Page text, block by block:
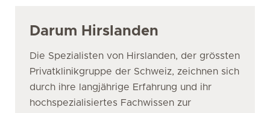
Darum Hirslanden
Die Spezialisten von Hirslanden, der grössten
Privatklinikgruppe der Schweiz, zeichnen sich
durch ihre langjährige Erfahrung und ihr
hochspezialisiertes Fachwissen zur